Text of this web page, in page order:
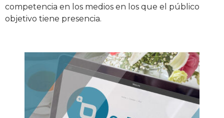
competencia en los medios en los que el público
objetivo tiene presencia.